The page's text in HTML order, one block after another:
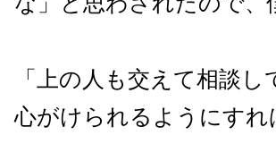
「上の人も交えて相談
心がけられるようにす